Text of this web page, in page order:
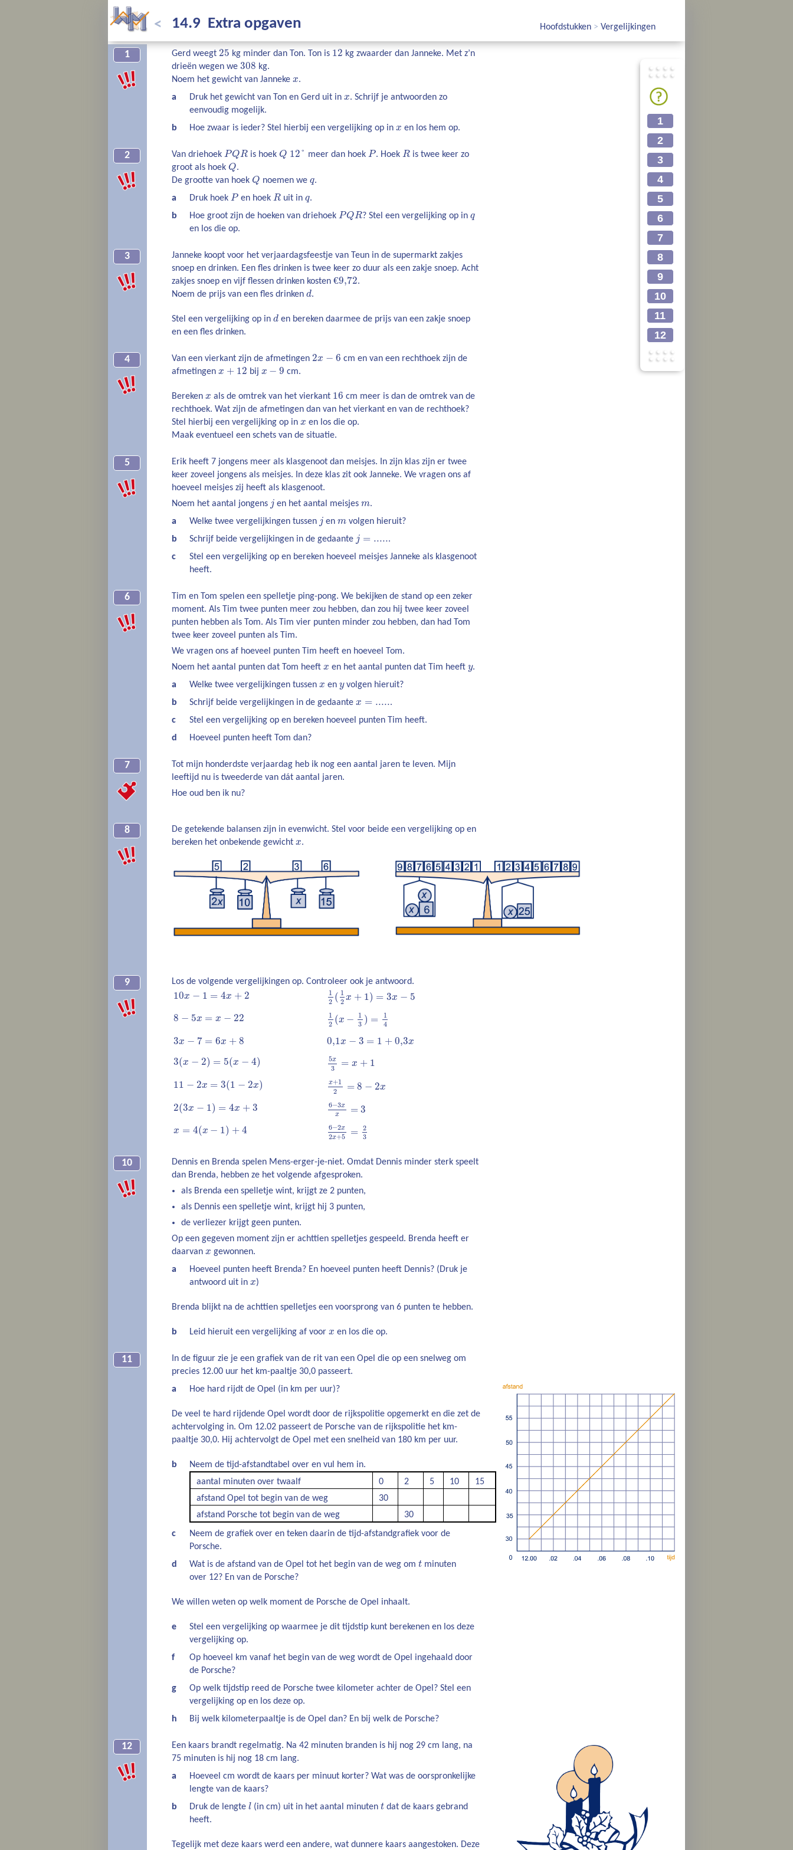
< 14.9 Extra opgaven Hoofdstukken > Vergelijkingen
1 Gerd weegt 25 kg minder dan Ton. Ton is 12 kg zwaarder dan Janneke. Met z’n
drieën wegen we 308 kg.
Noem het gewicht van Janneke x.
a
Druk het gewicht van Ton en Gerd uit in x. Schrijf je antwoorden zo
eenvoudig mogelijk.
b
Hoe zwaar is ieder? Stel hierbij een vergelijking op in x en los hem op.
2 Van driehoek PQRis hoek Q 12° meer dan hoek P. Hoek Ris twee keer zo
groot als hoek Q.
De grootte van hoek Q noemen we q.
a
Druk hoek Pen hoek Ruit in q.
b
Hoe groot zijn de hoeken van driehoek PQR? Stel een vergelijking op in q
en los die op.
3
Janneke koopt voor het verjaardagsfeestje van Teun in de supermarkt zakjes
snoep en drinken. Een fles drinken is twee keer zo duur als een zakje snoep. Acht
zakjes snoep en vijf flessen drinken kosten €9,72.
Noem de prijs van een fles drinken d.
Stel een vergelijking op in d en bereken daarmee de prijs van een zakje snoep
en een fles drinken.
4 Van een vierkant zijn de afmetingen 2x − 6 cm en van een rechthoek zijn de
afmetingen x + 12 bij x − 9 cm.
Bereken x als de omtrek van het vierkant 16 cm meer is dan de omtrek van de
rechthoek. Wat zijn de afmetingen dan van het vierkant en van de rechthoek?
Stel hierbij een vergelijking op in x en los die op.
Maak eventueel een schets van de situatie.
5
Erik heeft 7 jongens meer als klasgenoot dan meisjes. In zijn klas zijn er twee
keer zoveel jongens als meisjes. In deze klas zit ook Janneke. We vragen ons af
hoeveel meisjes zij heeft als klasgenoot.
Noem het aantal jongens j
j en het aantal meisjes m
m.
a
Welke twee vergelijkingen tussen j
j en m
m volgen hieruit?
b
Schrijf beide vergelijkingen in de gedaante j = .....
j=
.
c
Stel een vergelijking op en bereken hoeveel meisjes Janneke als klasgenoot
heeft.
6
Tim en Tom spelen een spelletje ping-pong. We bekijken de stand op een zeker
moment. Als Tim twee punten meer zou hebben, dan zou hij twee keer zoveel
punten hebben als Tom. Als Tim vier punten minder zou hebben, dan had Tom
twee keer zoveel punten als Tim.
We vragen ons af hoeveel punten Tim heeft en hoeveel Tom.
Noem het aantal punten dat Tom heeft x
x en het aantal punten dat Tim heeft y
y.
a
Welke twee vergelijkingen tussen x
x en y
yvolgen hieruit?
b
Schrijf beide vergelijkingen in de gedaante x = .....
x= .....
.
c
Stel een vergelijking op en bereken hoeveel punten Tim heeft.
d
Hoeveel punten heeft Tom dan?
7
Tot mijn honderdste verjaardag heb ik nog een aantal jaren te leven. Mijn
leeftijd nu is tweederde van dát aantal jaren.
Hoe oud ben ik nu?
8
De getekende balansen zijn in evenwicht. Stel voor beide een vergelijking op en
bereken het onbekende gewicht x
x .
9 Los de volgende vergelijkingen op. Controleer ook je antwoord.
10x − 1 = 4x + 2
1
2 ( 1
2 x + 1) = 3x − 5
8 − 5x = x − 22
1
2 (x −
1
3 ) =
1
4
3x − 7 = 6x + 8 0,1x − 3 = 1 + 0,3x
3(x − 2) = 5(x − 4)
3(x =5 4) 5x
3 = x + 1
5x
11 − 2x = 3(1 − 2x)
11 x= 2x) x+1
2
= 8 − 2x
x+ 1
2(3x − 1) = 4x + 3
2(3x =4 6−3x
x
= 3
6 3x
x = 4(x − 1) + 4
− 1 6−2x
2x+5 = 2
3
6 2x 5=
10
Dennis en Brenda spelen Mens-erger-je-niet. Omdat Dennis minder sterk speelt
dan Brenda, hebben ze het volgende afgesproken.
als Brenda een spelletje wint, krijgt ze 2 punten,
als Dennis een spelletje wint, krijgt hij 3 punten,
de verliezer krijgt geen punten.
Op een gegeven moment zijn er achttien spelletjes gespeeld. Brenda heeft er
daarvan x
x gewonnen.
a
Hoeveel punten heeft Brenda? En hoeveel punten heeft Dennis? (Druk je
antwoord uit in x
x )
Brenda blijkt na de achttien spelletjes een voorsprong van 6 punten te hebben.
b Leid hieruit een vergelijking af voor x
x en los die op.
11
In de figuur zie je een grafiek van de rit van een Opel die op een snelweg om
precies 12.00 uur het km-paaltje 30,0 passeert.
a
Hoe hard rijdt de Opel (in km per uur)?
De veel te hard rijdende Opel wordt door de rijkspolitie opgemerkt en die zet de
achtervolging in. Om 12.02 passeert de Porsche van de rijkspolitie het km-
paaltje 30,0. Hij achtervolgt de Opel met een snelheid van 180 km per uur.
b
Neem de tijd-afstandtabel over en vul hem in.
aantal minuten over twaalf
0 2 5 10
15
afstand Opel tot begin van de weg
30
afstand Porsche tot begin van de weg
30
c
Neem de grafiek over en teken daarin de tijd-afstandgrafiek voor de
Porsche.
d
Wat is de afstand van de Opel tot het begin van de weg om t
t minuten
over 12? En van de Porsche?
We willen weten op welk moment de Porsche de Opel inhaalt.
e
Stel een vergelijking op waarmee je dit tijdstip kunt berekenen en los deze
vergelijking op.
f
Op hoeveel km vanaf het begin van de weg wordt de Opel ingehaald door
de Porsche?
g
Op welk tijdstip reed de Porsche twee kilometer achter de Opel? Stel een
vergelijking op en los deze op.
h
Bij welk kilometerpaaltje is de Opel dan? En bij welk de Porsche?
12
Een kaars brandt regelmatig. Na 42 minuten branden is hij nog 29 cm lang, na
75 minuten is hij nog 18 cm lang.
a
Hoeveel cm wordt de kaars per minuut korter? Wat was de oorspronkelijke
lengte van de kaars?
b
Druk de lengte l
l
(in cm) uit in het aantal minuten t
t dat de kaars gebrand
heeft.
Tegelijk met deze kaars werd een andere, wat dunnere kaars aangestoken. Deze
1
2
3
4
5
6
7
8
9
10
11
12